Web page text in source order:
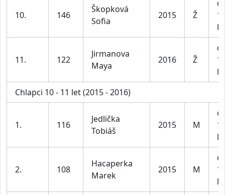
10. 146
Škopková
Sofia
2015 Ž
11. 122
Jirmanova
Maya
2016 Ž
Chlapci 10 - 11 let (2015 - 2016)
1. 116
Jedlička
Tobiáš
2015 M
2. 108
Hacaperka
Marek
2015 M